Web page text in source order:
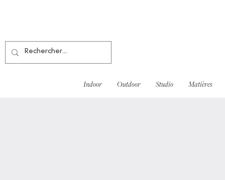
Indoor Outdoor Studio Matières